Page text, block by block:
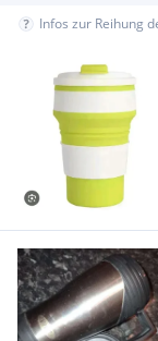
Infos zur Reihung